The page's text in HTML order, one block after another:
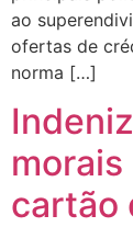
ao
ofertas de
norma […]
cartão